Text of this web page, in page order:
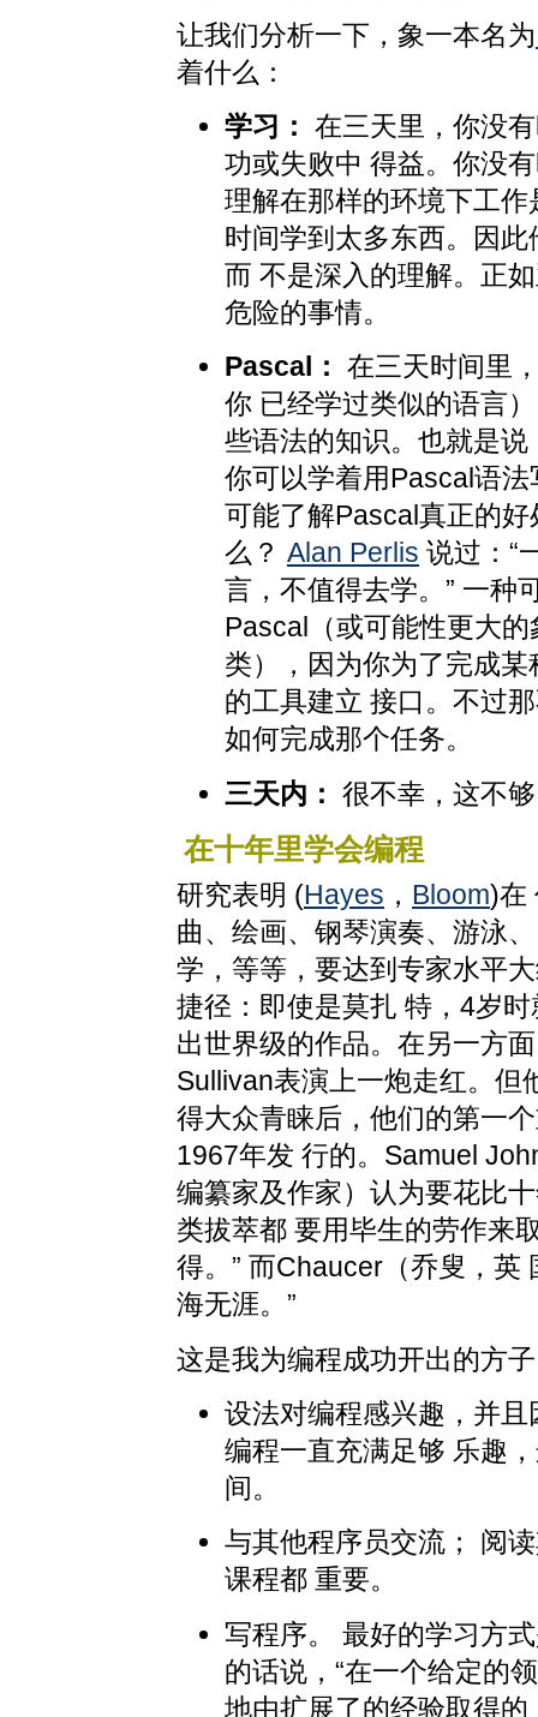
让我们分析一下，象一本名为
着什么：
学习： 在三天里，你没
功或失败中 得益。你没
理解在那样的环境下工
时间学到太多东西。因
而 不是深入的理解。正
危险的事情。
Pascal： 在三天时间里
你 已经学过类似的语言
些语法的知识。也就是
你可以学着用Pascal语
可能了解Pascal真正的
么？ Alan Perlis 说过：“
言，不值得去学。” 一种
Pascal（或可能性更大
类），因为你为了完成
的工具建立 接口。不过
如何完成那个任务。
三天内： 很不幸，这不
在十年里学会编程
研究表明 (Hayes ， Bloom)在
曲、绘画、钢琴演奏、游泳
学，等等，要达到专家水平
捷径：即使是莫扎 特，4岁
出世界级的作品。在另一方
Sullivan表演上一炮走红。但
得大众青睐后，他们的第一
1967年发 行的。Samuel
编纂家及作家）认为要花比
类拔萃都 要用毕生的劳作来
得。” 而Chaucer（乔叟，英
海无涯。”
这是我为编程成功开出的方
设法对编程感兴趣，并
编程一直充满足够 乐趣
间。
与其他程序员交流； 阅
课程都 重要。
写程序。 最好的学习方
的话说，“在一个给定的
地由扩展了的经验取得